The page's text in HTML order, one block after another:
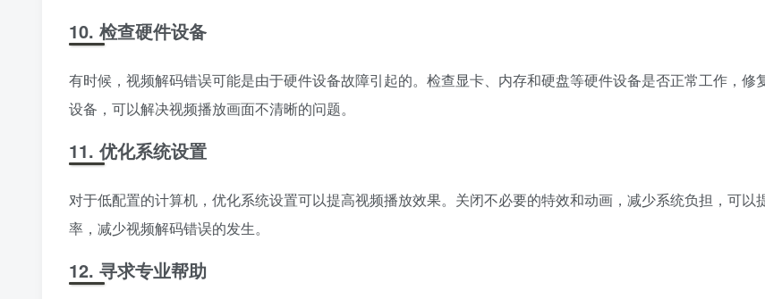
10. 检查硬件设备
有时候，视频解码错误可能是由于硬件设备故障引起的。检查显卡、内存和硬盘等硬件设备是否正常工作，修
设备，可以解决视频播放画面不清晰的问题。
11. 优化系统设置
对于低配置的计算机，优化系统设置可以提高视频播放效果。关闭不必要的特效和动画，减少系统负担，可以
率，减少视频解码错误的发生。
12. 寻求专业帮助